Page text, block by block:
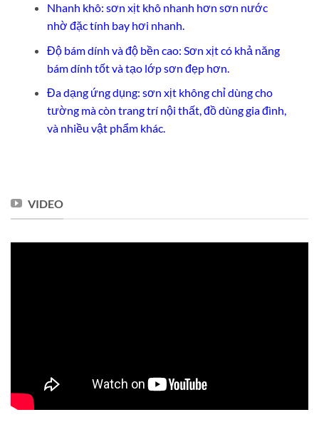
Nhanh khô: sơn xịt khô nhanh hơn sơn nước
nhờ đặc tính bay hơi nhanh.
Độ bám dính và độ bền cao: Sơn xịt có khả năng
bám dính tốt và tạo lớp sơn đẹp hơn.
Đa dạng ứng dụng: sơn xịt không chỉ dùng cho
tường mà còn trang trí nội thất, đồ dùng gia đình,
và nhiều vật phẩm khác.
VIDEO